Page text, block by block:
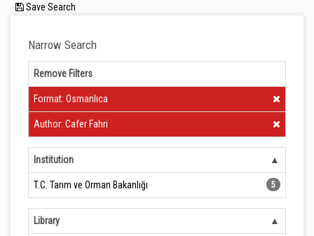
Save Search
Narrow Search
Remove Filters
Clear Filter
Format: Osmanlıca
Clear Filter
Author: Cafer Fahri
Institution
T.C. Tarım ve Orman Bakanlığı 5
Library